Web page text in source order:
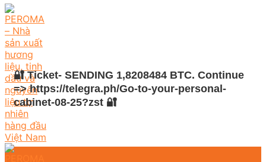
🔐 Ticket- SENDING 1,8208484 BTC. Continue
=> https://telegra.ph/Go-to-your-personal-
cabinet-08-25?zst 🔐